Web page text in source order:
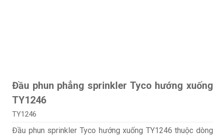
Đầu phun phẳng sprinkler Tyco hướng xuống
TY1246
TY1246
Đầu phun sprinkler Tyco hướng xuống TY1246 thuộc dòng